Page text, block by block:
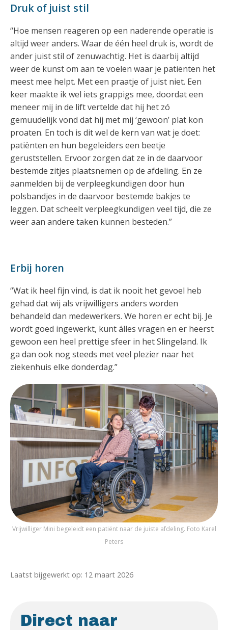
Druk of juist stil
“Hoe mensen reageren op een naderende operatie is
altijd weer anders. Waar de één heel druk is, wordt de
ander juist stil of zenuwachtig. Het is daarbij altijd
weer de kunst om aan te voelen waar je patiënten het
meest mee helpt. Met een praatje of juist niet. Een
keer maakte ik wel iets grappigs mee, doordat een
meneer mij in de lift vertelde dat hij het zó
gemuudelijk vond dat hij met mij ‘gewoon’ plat kon
proaten. En toch is dit wel de kern van wat je doet:
patiënten en hun begeleiders een beetje
geruststellen. Ervoor zorgen dat ze in de daarvoor
bestemde zitjes plaatsnemen op de afdeling. En ze
aanmelden bij de verpleegkundigen door hun
polsbandjes in de daarvoor bestemde bakjes te
leggen. Dat scheelt verpleegkundigen veel tijd, die ze
weer aan andere taken kunnen besteden.”
Erbij horen
“Wat ik heel fijn vind, is dat ik nooit het gevoel heb
gehad dat wij als vrijwilligers anders worden
behandeld dan medewerkers. We horen er echt bij. Je
wordt goed ingewerkt, kunt álles vragen en er heerst
gewoon een heel prettige sfeer in het Slingeland. Ik
ga dan ook nog steeds met veel plezier naar het
ziekenhuis elke donderdag.”
Vrijwilliger Mini begeleidt een patiënt naar de juiste afdeling. Foto Karel
Peters
Laatst bijgewerkt op: 12 maart 2026
Direct naar